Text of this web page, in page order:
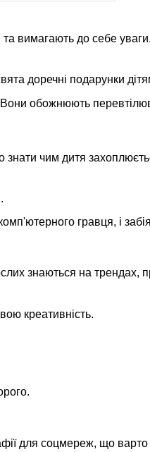
та вимагають до себе
доречні подарунки
Вони обожнюють
чим дитя
гравця, і
знаються на трендах,
креативність.
для соцмереж, що